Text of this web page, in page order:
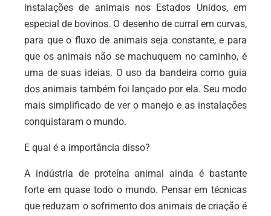
instalações de animais nos Estados Unidos, em
especial de bovinos. O desenho de curral em curvas,
para que o fluxo de animais seja constante, e para
que os animais não se machuquem no caminho, é
uma de suas ideias. O uso da bandeira como guia
dos animais também foi lançado por ela. Seu modo
mais simplificado de ver o manejo e as instalações
conquistaram o mundo.
E qual é a importância disso?
A indústria de proteína animal ainda é bastante
forte em quase todo o mundo. Pensar em técnicas
que reduzam o sofrimento dos animais de criação é